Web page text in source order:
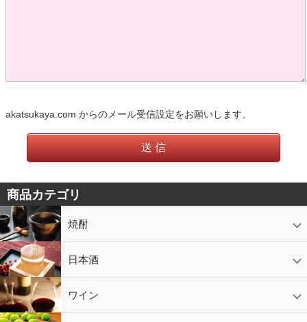
akatsukaya.com からのメール受信設定をお願いします。
送 信
商品カテゴリ
焼酎
芋焼酎
かめ壷入り焼酎
黒糖焼酎
米焼酎
麦焼酎
そば焼酎
泡盛
とうもろこし焼酎
ギフトコーナー
セットコーナー
益々繁盛
鹿児島限定 日本酒
日本酒
スパークリング
ギフト ワイン